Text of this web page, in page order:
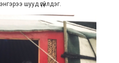
шууд үгүйлдэг.